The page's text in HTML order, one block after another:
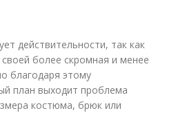
действительности, так как
более скромная и менее
благодаря этому
план выходит проблема
костюма, брюк или